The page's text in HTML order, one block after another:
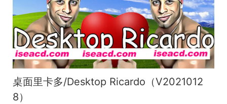
桌面里卡多/Desktop Ricardo（V2021012
8）